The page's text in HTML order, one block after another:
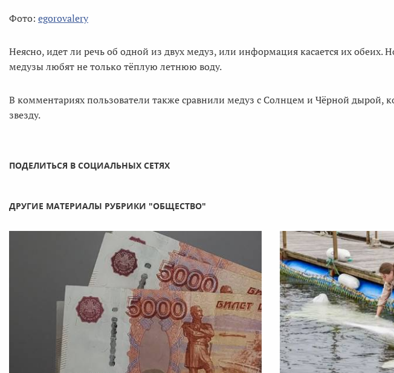
Фото: egorovalery
Неясно, идет ли речь об одной из двух медуз, или информация касается их обеих.
медузы любят не только тёплую летнюю воду.
В комментариях пользователи также сравнили медуз с Солнцем и Чёрной дырой,
звезду.
ПОДЕЛИТЬСЯ В СОЦИАЛЬНЫХ СЕТЯХ
ДРУГИЕ МАТЕРИАЛЫ РУБРИКИ "ОБЩЕСТВО"